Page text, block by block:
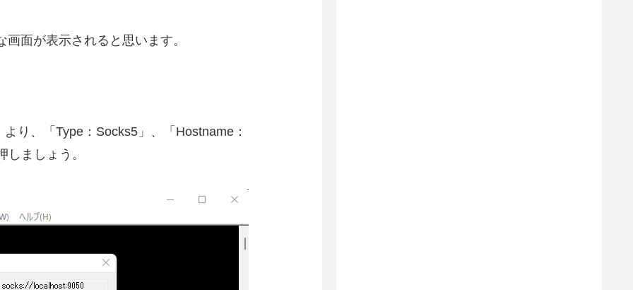
面が表示されると思います。
り、「Type：Socks5」、「Hostname：
ましょう。